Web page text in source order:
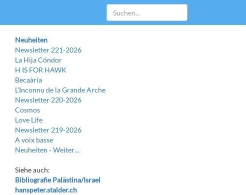
Neuheiten
Newsletter 221-2026
La Hija Cóndor
H IS FOR HAWK
Becaària
L’Inconnu de la Grande Arche
Newsletter 220-2026
Cosmos
Love Life
Newsletter 219-2026
A voix basse
Neuheiten -Weiter…
Siehe auch:
Bibliografie Palästina/Israel
hanspeter.stalder.ch